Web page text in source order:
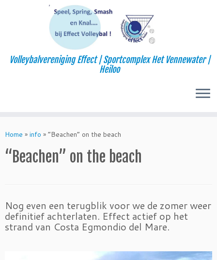
to
Volleybalvereniging Effect | Sportcomplex Het Vennewater |
Heiloo
Home » info » “Beachen” on the beach
“Beachen” on the beach
Nog even een terugblik voor we de zomer weer
definitief achterlaten. Effect actief op het
strand van Costa Egmondio del Mare.